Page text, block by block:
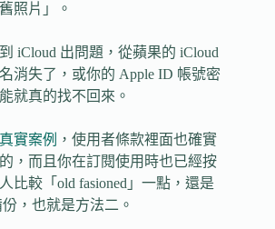
照片」。
iCloud 出問題，從蘋果的 iCloud
消失了，或你的 Apple ID 帳號密
就真的找不回來。
真實案例 ，使用者條款裡面也確實
，而且你在訂閱使用時也已經按
比較「old fasioned」一點，還是
，也就是方法二。